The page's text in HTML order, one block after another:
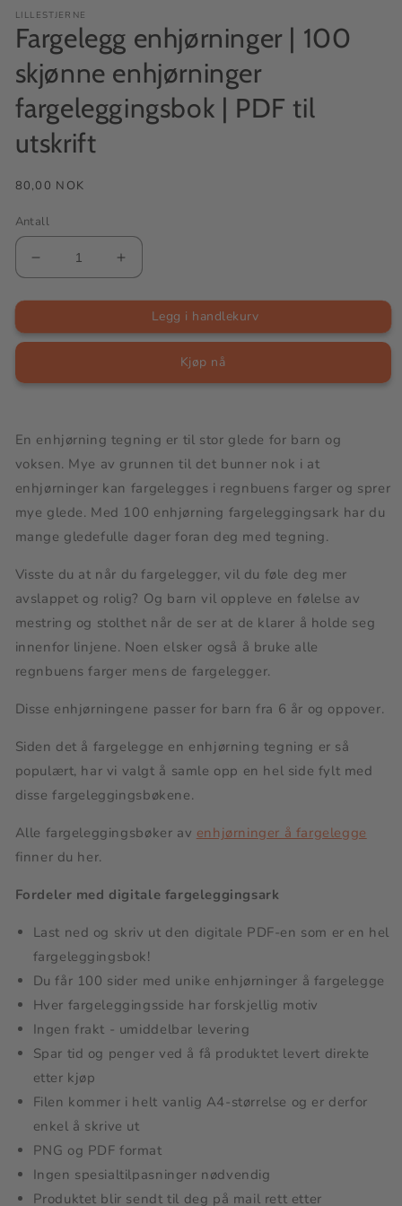
LILLESTJERNE
Fargelegg enhjørninger | 100
skjønne enhjørninger
fargeleggingsbok | PDF til
utskrift
Vanlig
80,00 NOK
Antall
Senk
antallet
|
til
utskrift
Øk
antallet
enhjørninger
|
til
utskrift
Legg i handlekurv
Kjøp nå
En enhjørning tegning er til stor glede for barn og
voksen. Mye av grunnen til det bunner nok i at
enhjørninger kan fargelegges i regnbuens farger og sprer
mye glede. Med 100 enhjørning fargeleggingsark har du
mange gledefulle dager foran deg med tegning.
Visste du at når du fargelegger, vil du føle deg mer
avslappet og rolig? Og barn vil oppleve en følelse av
mestring og stolthet når de ser at de klarer å holde seg
innenfor linjene. Noen elsker også å bruke alle
regnbuens farger mens de fargelegger.
Disse enhjørningene passer for barn fra 6 år og oppover.
Siden det å fargelegge en enhjørning tegning er så
populært, har vi valgt å samle opp en hel side fylt med
disse fargeleggingsbøkene.
Alle fargeleggingsbøker av enhjørninger å fargelegge
finner du her.
Fordeler med digitale fargeleggingsark
Last ned og skriv ut den digitale PDF-en som er en hel
fargeleggingsbok!
Du får 100 sider med unike enhjørninger å fargelegge
Hver fargeleggingsside har forskjellig motiv
Ingen frakt - umiddelbar levering
Spar tid og penger ved å få produktet levert direkte
etter kjøp
Filen kommer i helt vanlig A4-størrelse og er derfor
enkel å skrive ut
PNG og PDF format
Ingen spesialtilpasninger nødvendig
Produktet blir sendt til deg på mail rett etter